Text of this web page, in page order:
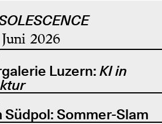
Juni 2026
Luzern: KI in
Südpol: Sommer-Slam